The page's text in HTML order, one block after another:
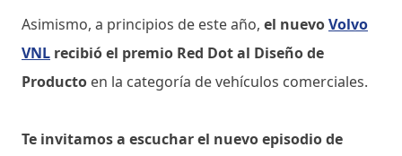
Asimismo, a principios de este año, el nuevoVolvo
VNL recibió el premio Red Dot al Diseño de
Producto en la categoría de vehículos comerciales.
Te invitamos a escuchar el nuevo episodio de